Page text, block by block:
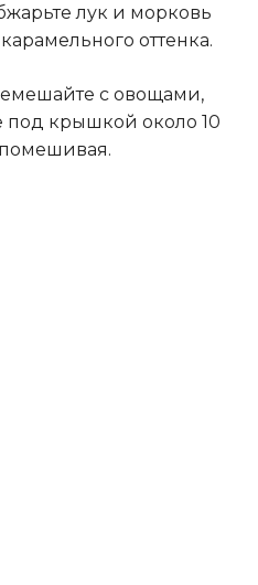
лук и морковь
оттенка.
с овощами,
под крышкой около 10